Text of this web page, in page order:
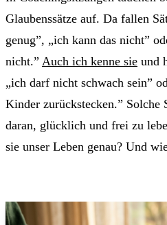
Glaubenssätze auf. Da fallen
genug”, „ich kann das nicht”
nicht.” Auch ich kenne sie und
„ich darf nicht schwach sein”
Kinder zurückstecken.” Solche
daran, glücklich und frei zu
sie unser Leben genau? Und